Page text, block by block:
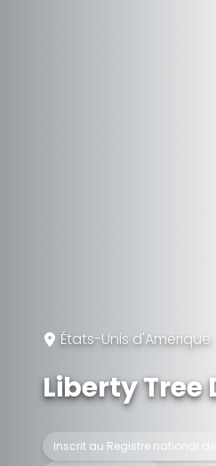
États-Unis d'Amérique
Liberty Tree
Inscrit au Registre national